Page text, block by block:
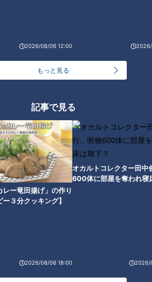
2026/08/06 12:00
もっと見る
記事で見る
レー竜田揚げ」の作り
３分クッキング】
2026/08/06 18:00
オカルトコレクター田中
600体に部屋を奪われ寝
2026/
ではないだろうか。この曲が流れると、屋
を食べた昭和４０年代は、すでに軽トラッ
前の屋台は、リヤカーだったそうだ。やっ
はなく、完全に日も落ちた午後９時すぎか
間だった。夕食後に、少し小腹がすき始め
メラの音色が近づいてくると、どこの街角
探しながら走った。